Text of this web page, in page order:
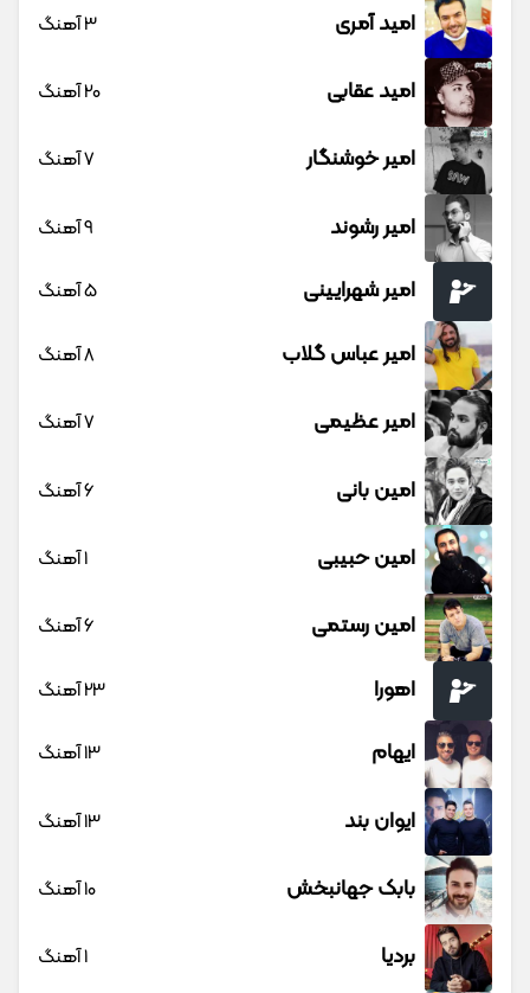
امید آمری 3 آهنگ
امید عقابی 20 آهنگ
امیر خوشنگار 7 آهنگ
امیر رشوند 9 آهنگ
امیر شهرایینی 5 آهنگ
امیر عباس گلاب 8 آهنگ
امیر عظیمی 7 آهنگ
امین بانی 6 آهنگ
امین حبیبی 1 آهنگ
امین رستمی 6 آهنگ
اهورا 23 آهنگ
ایهام 13 آهنگ
ایوان بند 13 آهنگ
بابک جهانبخش 10 آهنگ
بردیا 1 آهنگ